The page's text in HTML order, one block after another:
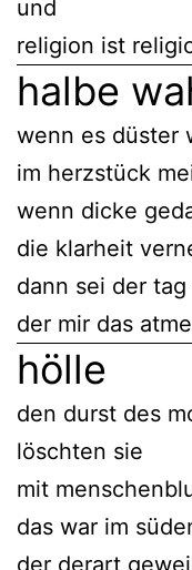
und
religion ist
halbe
wenn es düster
im herzstück
wenn dicke
die klarheit
dann sei der
der mir das
hölle
den durst des
löschten sie
mit
das war im
der derart